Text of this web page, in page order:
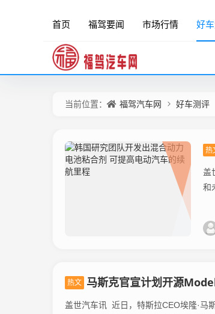
首页 福驾要闻 市场行情 好
当前位置： 福驾汽车网 好车测评
热
盖
和
热文 马斯克官宣计划开源
盖世汽车讯 近日，特斯拉CEO埃隆·马